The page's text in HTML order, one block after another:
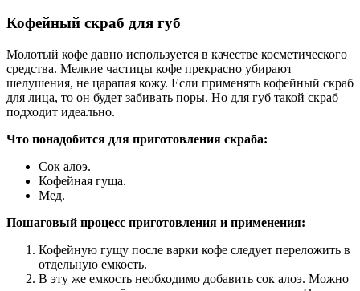
Кофейный скраб для губ
Молотый кофе давно используется в качестве косметического
средства. Мелкие частицы кофе прекрасно убирают
шелушения, не царапая кожу. Если применять кофейный скраб
для лица, то он будет забивать поры. Но для губ такой скраб
подходит идеально.
Что понадобится для приготовления скраба:
Сок алоэ.
Кофейная гуща.
Мед.
Пошаговый процесс приготовления и применения:
Кофейную гущу после варки кофе следует переложить в
отдельную емкость.
В эту же емкость необходимо добавить сок алоэ. Можно